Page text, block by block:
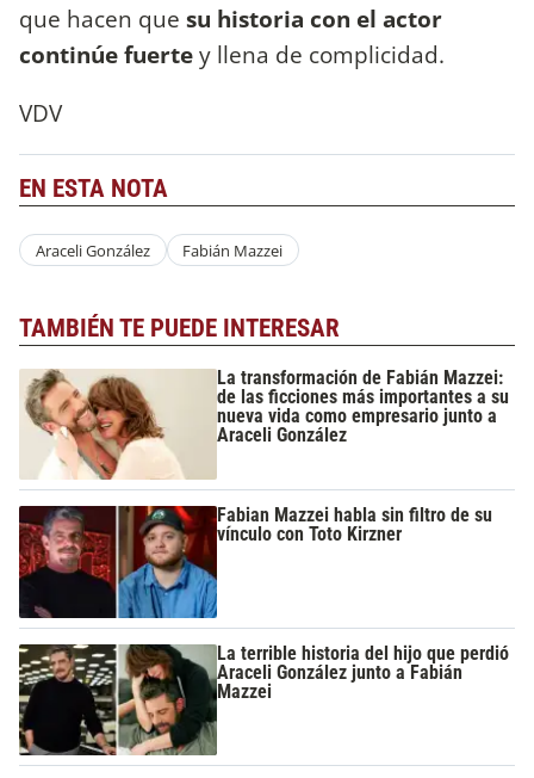
que hacen que su historia con el actor
continúe fuertey llena de complicidad.
VDV
EN ESTA NOTA
Araceli González Fabián Mazzei
TAMBIÉN TE PUEDE INTERESAR
La transformación de Fabián Mazzei:
de las ficciones más importantes a su
nueva vida como empresario junto a
Araceli González
Fabian Mazzei habla sin filtro de su
vínculo con Toto Kirzner
La terrible historia del hijo que perdió
Araceli González junto a Fabián
Mazzei